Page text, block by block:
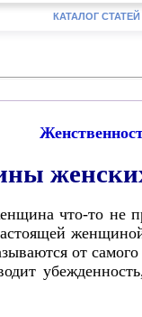
КАТАЛОГ СТАТЕЙ
что-то не
от